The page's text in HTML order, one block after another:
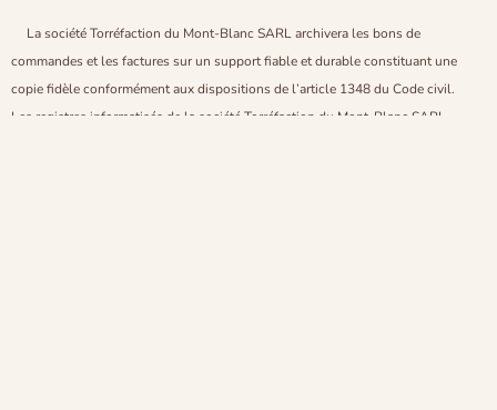
La société Torréfaction du Mont-Blanc SARL archivera les bons de
commandes et les factures sur un support fiable et durable constituant une
copie fidèle conformément aux dispositions de l’article 1348 du Code civil.
Les registres informatisés de la société Torréfaction du Mont-Blanc SARL